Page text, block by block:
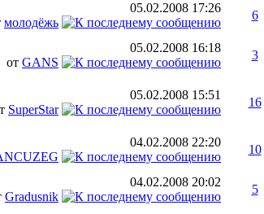
05.02.2008 17:26
молодёжь
6
05.02.2008 16:18
от GANS
3
05.02.2008 15:51
SuperStar
16
04.02.2008 22:20
10
04.02.2008 20:02
Gradusnik
5